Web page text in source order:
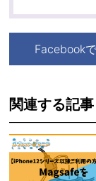
Facebook
関連する記事